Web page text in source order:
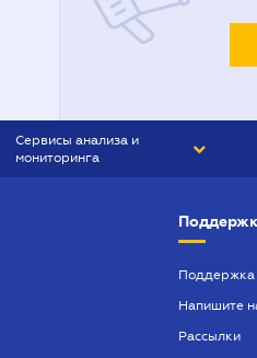
Сервисы анализа и
мониторинга
Поддержка
Напишите
Рассылки